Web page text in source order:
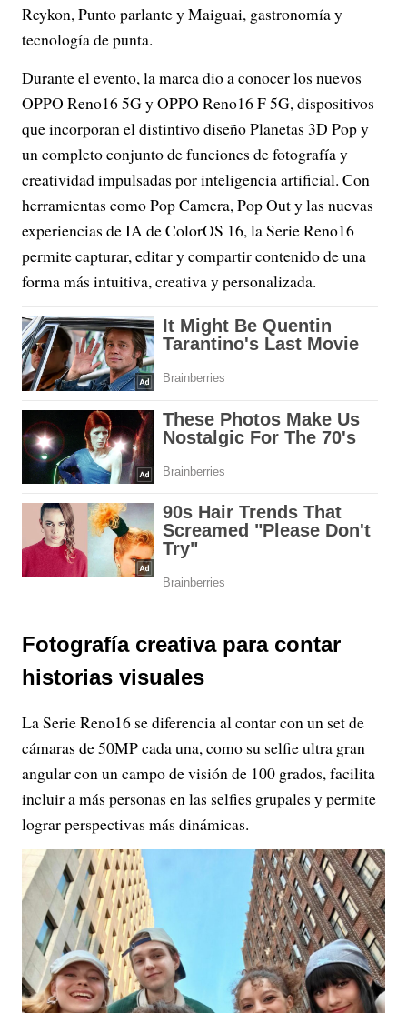
Reykon, Punto parlante y Maiguai, gastronomía y
tecnología de punta.
Durante el evento, la marca dio a conocer los nuevos
OPPO Reno16 5G y OPPO Reno16 F 5G, dispositivos
que incorporan el distintivo diseño Planetas 3D Pop y
un completo conjunto de funciones de fotografía y
creatividad impulsadas por inteligencia artificial. Con
herramientas como Pop Camera, Pop Out y las nuevas
experiencias de IA de ColorOS 16, la Serie Reno16
permite capturar, editar y compartir contenido de una
forma más intuitiva, creativa y personalizada.
Fotografía creativa para contar
historias visuales
La Serie Reno16 se diferencia al contar con un set de
cámaras de 50MP cada una, como su selfie ultra gran
angular con un campo de visión de 100 grados, facilita
incluir a más personas en las selfies grupales y permite
lograr perspectivas más dinámicas.